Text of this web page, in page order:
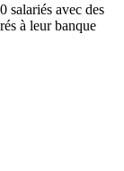
salariés avec des
à leur banque